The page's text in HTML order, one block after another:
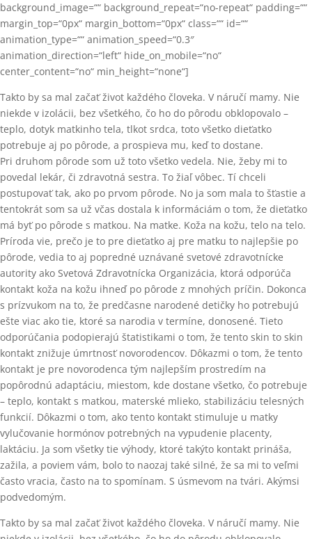
background_image=““ background_repeat=“no-repeat“ padding=““
margin_top=“0px“ margin_bottom=“0px“ class=““ id=““
animation_type=““ animation_speed=“0.3″
animation_direction=“left“ hide_on_mobile=“no“
center_content=“no“ min_height=“none“]
Takto by sa mal začať život každého človeka. V náručí mamy. Nie
niekde v izolácii, bez všetkého, čo ho do pôrodu obklopovalo –
teplo, dotyk matkinho tela, tlkot srdca, toto všetko dieťatko
potrebuje aj po pôrode, a prospieva mu, keď to dostane.
Pri druhom pôrode som už toto všetko vedela. Nie, žeby mi to
povedal lekár, či zdravotná sestra. To žiaľ vôbec. Tí chceli
postupovať tak, ako po prvom pôrode. No ja som mala to šťastie a
tentokrát som sa už včas dostala k informáciám o tom, že dieťatko
má byť po pôrode s matkou. Na matke. Koža na kožu, telo na telo.
Príroda vie, prečo je to pre dieťatko aj pre matku to najlepšie po
pôrode, vedia to aj popredné uznávané svetové zdravotnícke
autority ako Svetová Zdravotnícka Organizácia, ktorá odporúča
kontakt koža na kožu ihneď po pôrode z mnohých príčin. Dokonca
s prízvukom na to, že predčasne narodené detičky ho potrebujú
ešte viac ako tie, ktoré sa narodia v termíne, donosené. Tieto
odporúčania podopierajú štatistikami o tom, že tento skin to skin
kontakt znižuje úmrtnosť novorodencov. Dôkazmi o tom, že tento
kontakt je pre novorodenca tým najlepším prostredím na
popôrodnú adaptáciu, miestom, kde dostane všetko, čo potrebuje
– teplo, kontakt s matkou, materské mlieko, stabilizáciu telesných
funkcií. Dôkazmi o tom, ako tento kontakt stimuluje u matky
vylučovanie hormónov potrebných na vypudenie placenty,
laktáciu. Ja som všetky tie výhody, ktoré takýto kontakt prináša,
zažila, a poviem vám, bolo to naozaj také silné, že sa mi to veľmi
často vracia, často na to spomínam. S úsmevom na tvári. Akýmsi
podvedomým.
Takto by sa mal začať život každého človeka. V náručí mamy. Nie